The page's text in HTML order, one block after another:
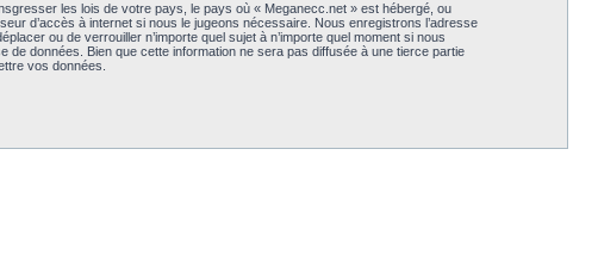
les lois de votre pays, le pays où « Meganecc.net » est hébergé, ou
d’accès à internet si nous le jugeons nécessaire. Nous enregistrons l’adresse
ou de verrouiller n’importe quel sujet à n’importe quel moment si nous
données. Bien que cette information ne sera pas diffusée à une tierce partie
vos données.